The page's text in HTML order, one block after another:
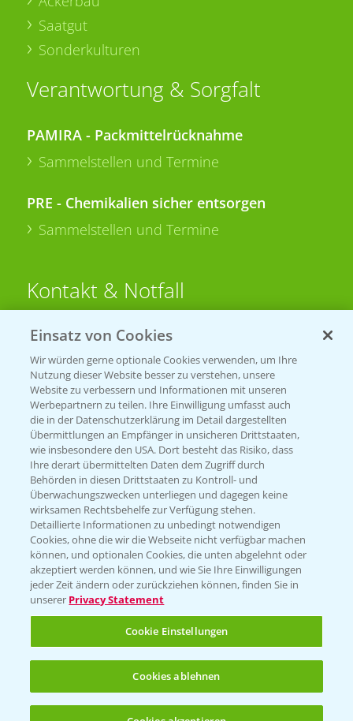
Saatgut
Sonderkulturen
Verantwortung & Sorgfalt
PAMIRA - Packmittelrücknahme
Sammelstellen und Termine
PRE - Chemikalien sicher entsorgen
Sammelstellen und Termine
Kontakt & Notfall
Beratung auf WhatsApp
T.+49 (0)174 346 564 1
KONTAKT
Hilfe in Notfällen
T.+49 (0)214/30-20220
Folgen Sie uns
Einsatz von Cookies
Wir würden gerne optionale Cookies verwenden, um Ihre
Nutzung dieser Website besser zu verstehen, unsere
Website zu verbessern und Informationen mit unseren
Werbepartnern zu teilen. Ihre Einwilligung umfasst auch
die in der Datenschutzerklärung im Detail dargestellten
Übermittlungen an Empfänger in unsicheren Drittstaaten,
wie insbesondere den USA. Dort besteht das Risiko, dass
Ihre derart übermittelten Daten dem Zugriff durch
Behörden in diesen Drittstaaten zu Kontroll- und
Überwachungszwecken unterliegen und dagegen keine
wirksamen Rechtsbehelfe zur Verfügung stehen.
Detaillierte Informationen zu unbedingt notwendigen
Cookies, ohne die wir die Webseite nicht verfügbar machen
können, und optionalen Cookies, die unten abgelehnt oder
akzeptiert werden können, und wie Sie Ihre Einwilligungen
jeder Zeit ändern oder zurückziehen können, finden Sie in
unserer Privacy Statement
Cookie Einstellungen
Cookies ablehnen